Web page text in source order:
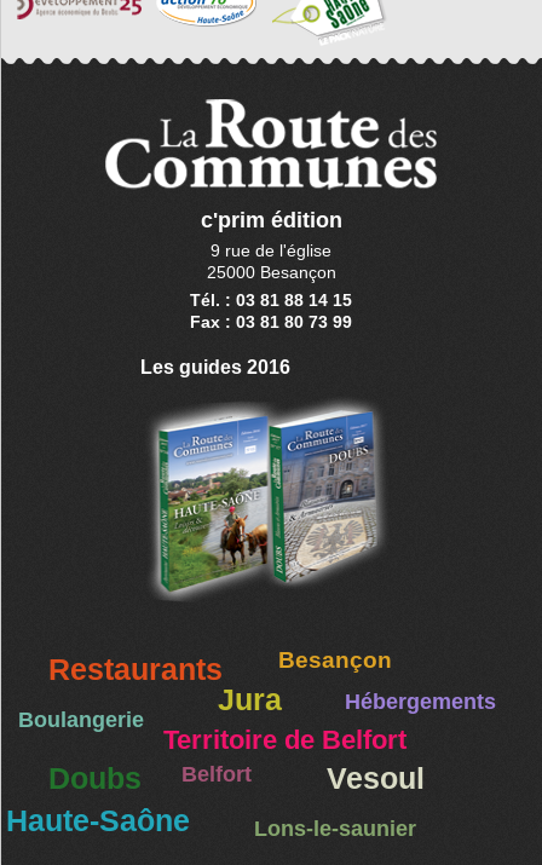
c'prim édition
9 rue de l'église
25000 Besançon
Tél. : 03 81 88 14 15
Fax : 03 81 80 73 99
Les guides 2016
Restaurants Besançon
Jura Hébergements
Boulangerie
Territoire de Belfort
Doubs Belfort
Vesoul
Haute-Saône
Lons-le-saunier